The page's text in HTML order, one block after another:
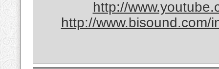
http://
http://www.bisound.com/